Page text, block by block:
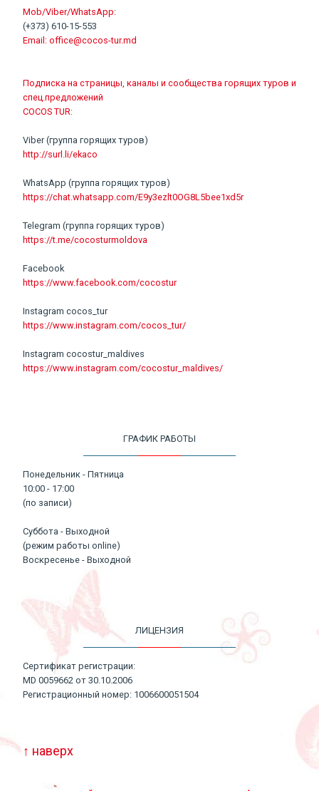
Mob/Viber/WhatsApp:
(+373) 610-15-553
Email: office@cocos-tur.md
Подписка на страницы, каналы и сообщества горящих туров и
спец.предложений
COCOS TUR:
Viber (группа горящих туров)
http://surl.li/ekaco
WhatsApp (группа горящих туров)
https://chat.whatsapp.com/E9y3ezlt0OG8L5bee1xd5r
Telegram (группа горящих туров)
https://t.me/cocosturmoldova
Facebook
https://www.facebook.com/cocostur
Instagram cocos_tur
https://www.instagram.com/cocos_tur/
Instagram cocostur_maldives
https://www.instagram.com/cocostur_maldives/
ГРАФИК РАБОТЫ
Понедельник - Пятница
10:00 - 17:00
(по записи)
Суббота - Выходной
(режим работы online)
Воскресенье - Выходной
ЛИЦЕНЗИЯ
Сертификат регистрации:
MD 0059662 от 30.10.2006
Регистрационный номер: 1006600051504
↑ наверх